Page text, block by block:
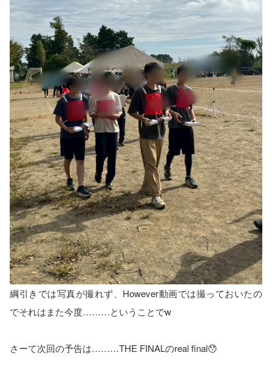
綱引きでは写真が撮れず、However動画では撮っておいたの
でそれはまた今度………ということでw
さーて次回の予告は………THE FINALのreal final😯